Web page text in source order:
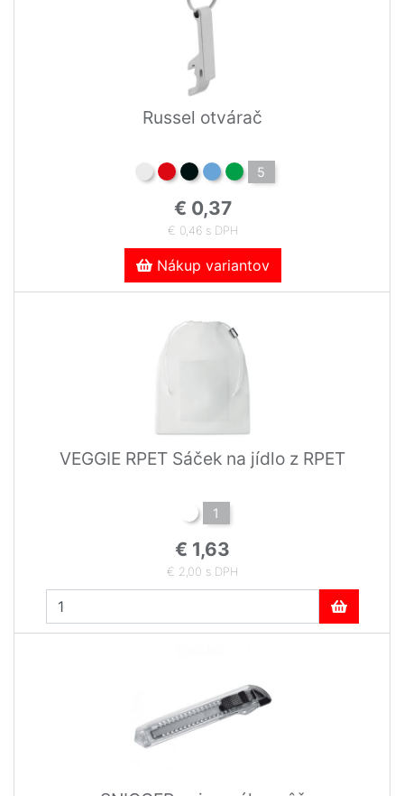
Russel otvárač
5
€ 0,37
€ 0,46 s DPH
Nákup variantov
VEGGIE RPET Sáček na jídlo z RPET
1
€ 1,63
€ 2,00 s DPH